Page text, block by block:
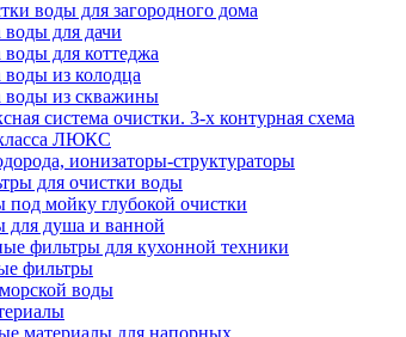
воды для загородного дома
для дачи
для коттеджа
из колодца
воды из скважины
система очистки. 3-х контурная схема
ЛЮКС
ионизаторы-структураторы
для очистки воды
под мойку глубокой очистки
для душа и ванной
фильтры для кухонной техники
фильтры
воды
материалы для напорных